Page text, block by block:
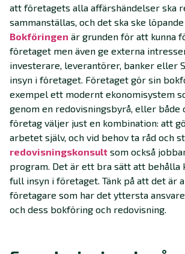
att företagets alla affärshändelser ska
sammanställas, och det ska ske
Bokföringen är grunden för att kunna
företaget men även ge externa
investerare, leverantörer, banker eller
insyn i företaget. Företaget gör sin
exempel ett modernt ekonomisystem
genom en redovisningsbyrå, eller både
företag väljer just en kombination: att
arbetet själv, och vid behov ta råd och
redovisningskonsult som också
program. Det är ett bra sätt att behålla
full insyn i företaget. Tänk på att det är
företagare som har det yttersta
och dess bokföring och redovisning.